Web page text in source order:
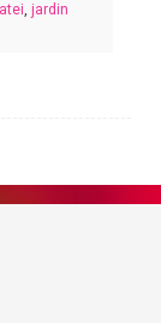
, jardin